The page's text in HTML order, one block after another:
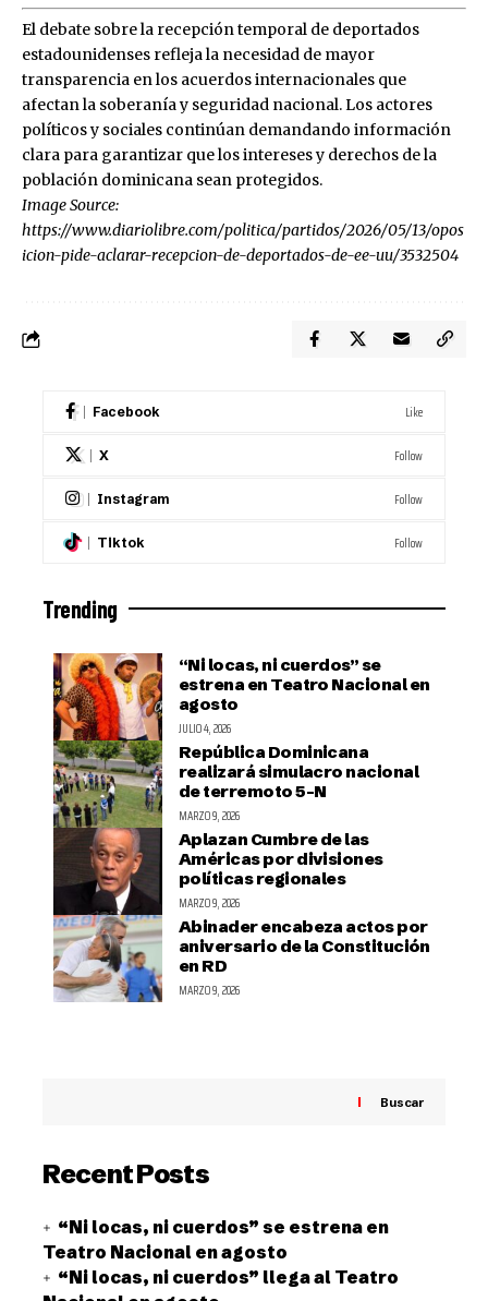
El debate sobre la recepción temporal de deportados
estadounidenses refleja la necesidad de mayor
transparencia en los acuerdos internacionales que
afectan la soberanía y seguridad nacional. Los actores
políticos y sociales continúan demandando información
clara para garantizar que los intereses y derechos de la
población dominicana sean protegidos.
Image Source:
https://www.diariolibre.com/politica/partidos/2026/05/13/opos
icion-pide-aclarar-recepcion-de-deportados-de-ee-uu/3532504
Facebook Like
X Follow
Instagram Follow
Tiktok Follow
Trending
“Ni locas, ni cuerdos” se
estrena en Teatro Nacional en
agosto
JULIO 4, 2026
República Dominicana
realizará simulacro nacional
de terremoto 5-N
MARZO 9, 2026
Aplazan Cumbre de las
Américas por divisiones
políticas regionales
MARZO 9, 2026
Abinader encabeza actos por
aniversario de la Constitución
en RD
MARZO 9, 2026
Buscar
Recent Posts
“Ni locas, ni cuerdos” se estrena en
Teatro Nacional en agosto
“Ni locas, ni cuerdos” llega al Teatro